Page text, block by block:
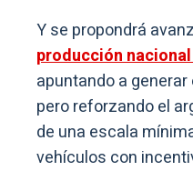
Y se propondrá
producción
apuntando a
pero reforzando el
de una escala
vehículos con